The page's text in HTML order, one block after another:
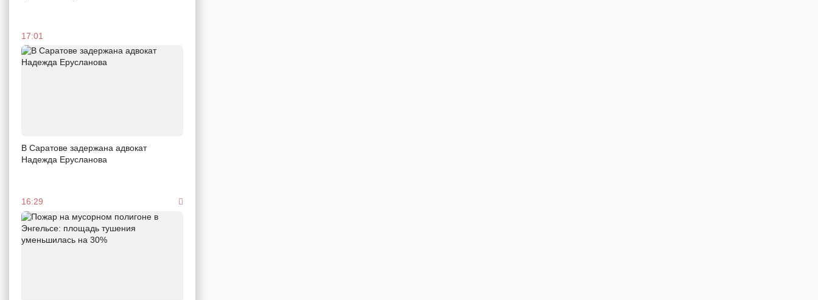
17:01
В Саратове задержана адвокат
Надежда Ерусланова
16:29